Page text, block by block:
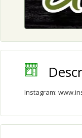
Instagram: